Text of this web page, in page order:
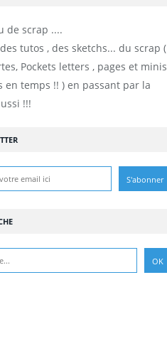
tutos , des sketchs... du scrap (
Pockets letters , pages et minis
en temps !! ) en passant par la
!!!